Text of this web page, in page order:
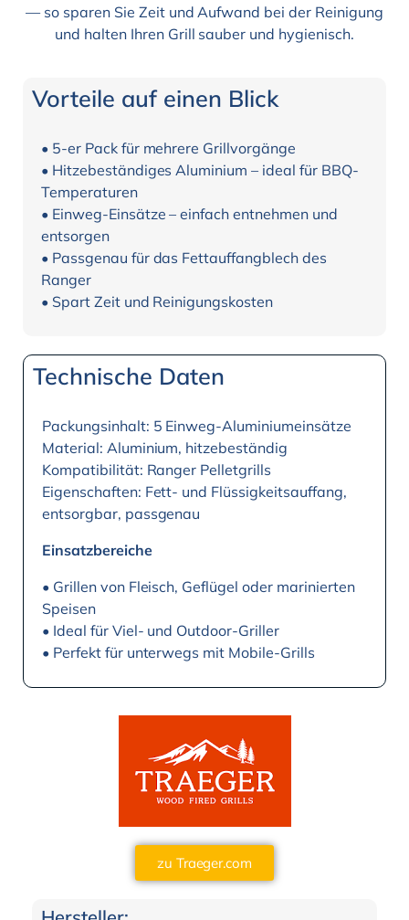
— so sparen Sie Zeit und Aufwand bei der Reinigung
und halten Ihren Grill sauber und hygienisch.
Vorteile auf einen Blick
• 5-er Pack für mehrere Grillvorgänge
• Hitzebeständiges Aluminium – ideal für BBQ-
Temperaturen
• Einweg-Einsätze – einfach entnehmen und
entsorgen
• Passgenau für das Fettauffangblech des
Ranger
• Spart Zeit und Reinigungskosten
Technische Daten
Packungsinhalt: 5 Einweg-Aluminiumeinsätze
Material: Aluminium, hitzebeständig
Kompatibilität: Ranger Pelletgrills
Eigenschaften: Fett- und Flüssigkeitsauffang,
entsorgbar, passgenau
Einsatzbereiche
• Grillen von Fleisch, Geflügel oder marinierten
Speisen
• Ideal für Viel- und Outdoor-Griller
• Perfekt für unterwegs mit Mobile-Grills
zu Traeger.com